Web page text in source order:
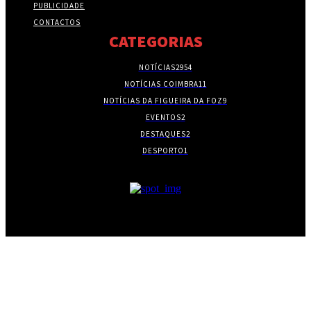
PUBLICIDADE
CONTACTOS
CATEGORIAS
NOTÍCIAS2954
NOTÍCIAS COIMBRA11
NOTÍCIAS DA FIGUEIRA DA FOZ9
EVENTOS2
DESTAQUES2
DESPORTO1